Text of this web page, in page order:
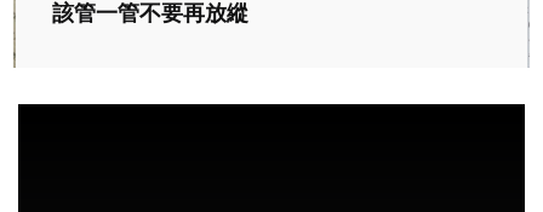
該管一管不要再放縱